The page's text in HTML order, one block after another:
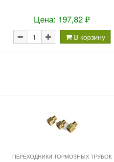
Цена: 197,82 ₽
В корзину
ПЕРЕХОДНИКИ ТОРМОЗНЫХ ТРУБОК